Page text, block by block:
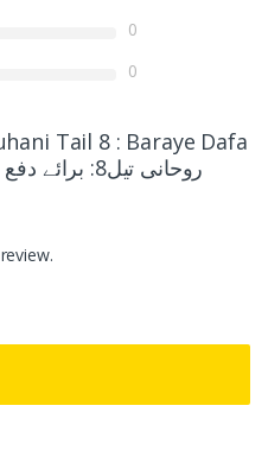
0
0
Tail 8 : Baraye Dafa